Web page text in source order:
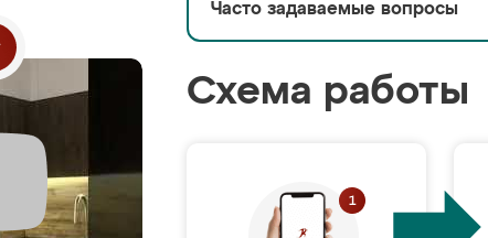
Часто задаваемые вопросы
Схема работы